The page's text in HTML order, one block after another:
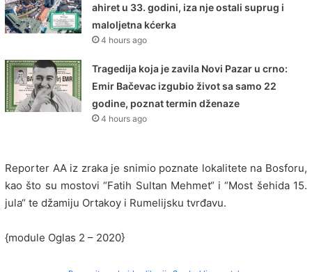
ahiret u 33. godini, iza nje ostali suprug i
maloljetna kćerka
4 hours ago
Tragedija koja je zavila Novi Pazar u crno:
Emir Bačevac izgubio život sa samo 22
godine, poznat termin dženaze
4 hours ago
Reporter AA iz zraka je snimio poznate lokalitete na Bosforu,
kao što su mostovi “Fatih Sultan Mehmet“ i “Most šehida 15.
jula“ te džamiju Ortakoy i Rumelijsku tvrđavu.
{module Oglas 2 – 2020}